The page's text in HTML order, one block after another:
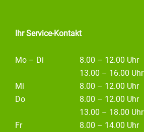
Ihr Service-Kontakt
Mo – Di
8.00 – 12.00 Uhr
13.00 – 16.00 Uhr
Mi
8.00 – 12.00 Uhr
Do
8.00 – 12.00 Uhr
13.00 – 18.00 Uhr
Fr
8.00 – 14.00 Uhr